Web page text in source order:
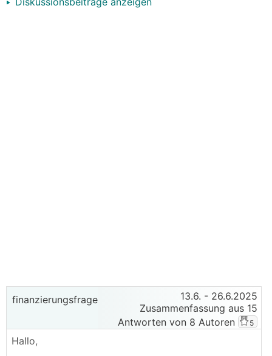
finanzierungsfrage 13.6. - 26.6.2025
Zusammenfassung aus 15
Antworten von 8 Autoren
5
Hallo,